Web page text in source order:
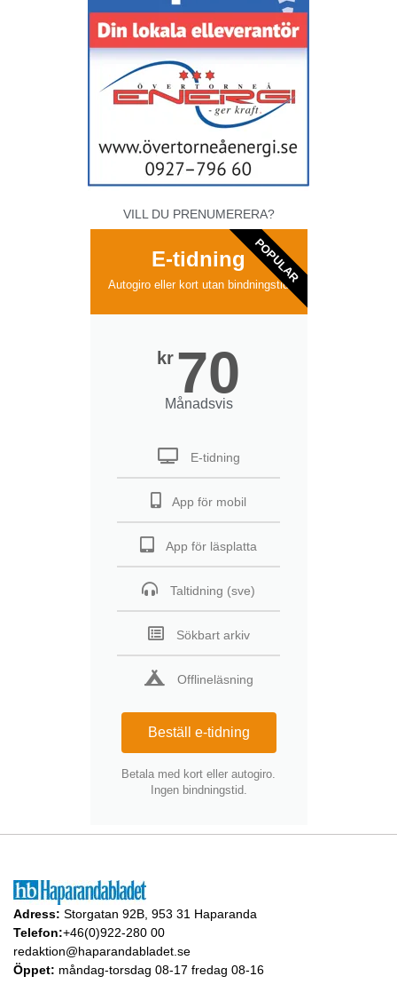
VILL DU PRENUMERERA?
E-tidning
Autogiro eller kort utan bindningstid
kr 70
Månadsvis
E-tidning
App för mobil
App för läsplatta
Taltidning (sve)
Sökbart arkiv
Offlineläsning
Beställ e-tidning
Betala med kort eller autogiro.
Ingen bindningstid.
POPULAR
Adress: Storgatan 92B, 953 31 Haparanda
Telefon:+46(0)922-280 00
redaktion@haparandabladet.se
Öppet: måndag-torsdag 08-17 fredag 08-16